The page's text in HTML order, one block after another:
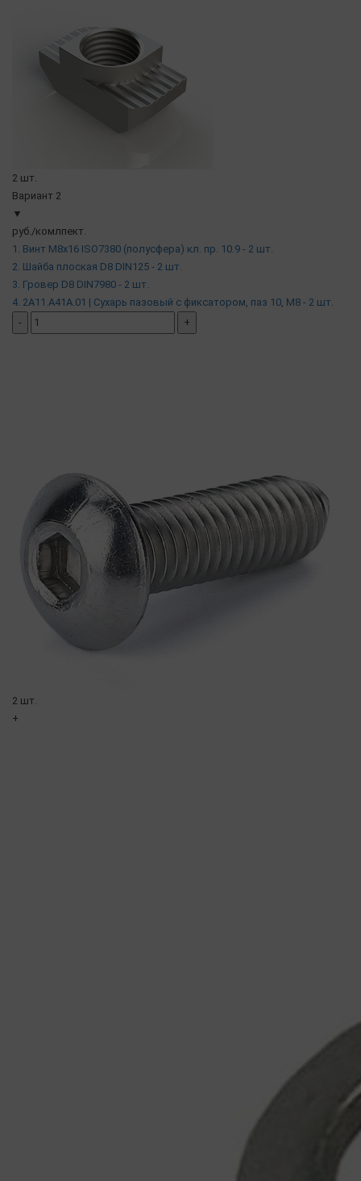
2 шт.
Вариант 2
▼
руб./комлпект.
1. Винт М8х16 ISO7380 (полусфера) кл. пр. 10.9 - 2 шт.
2. Шайба плоская D8 DIN125 - 2 шт.
3. Гровер D8 DIN7980 - 2 шт.
4. 2A11.A41A.01 | Сухарь пазовый c фиксатором, паз 10, М8 - 2 шт.
-
+
2 шт.
+